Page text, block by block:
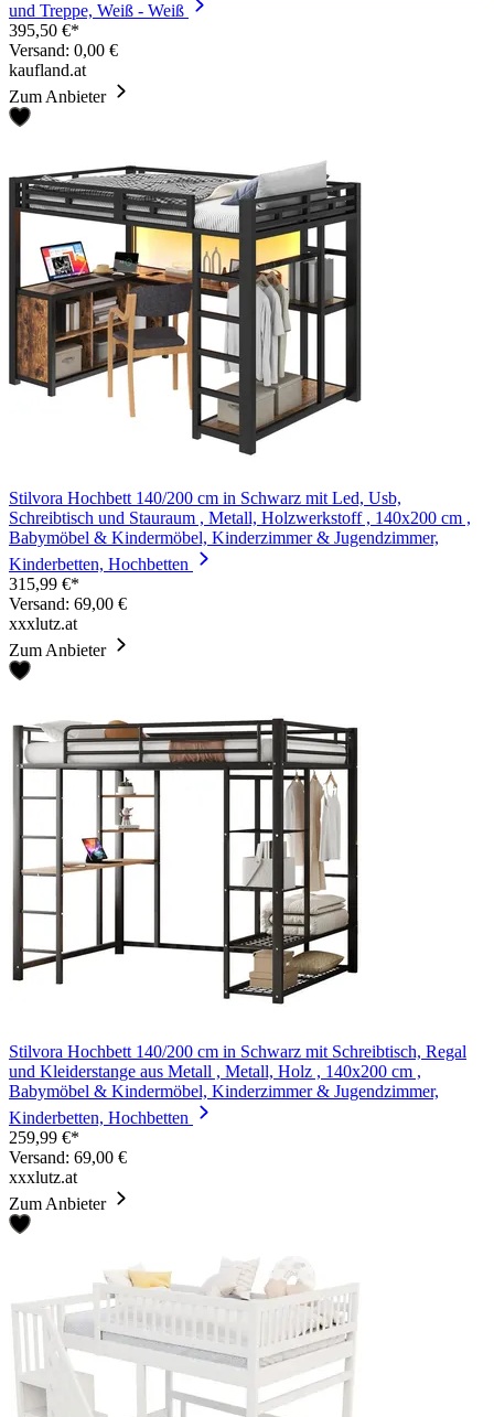
und Treppe, Weiß - Weiß
395,50 €*
Versand: 0,00 €
kaufland.at
Zum Anbieter
Stilvora Hochbett 140/200 cm in Schwarz mit Led, Usb,
Schreibtisch und Stauraum , Metall, Holzwerkstoff , 140x200 cm ,
Babymöbel & Kindermöbel, Kinderzimmer & Jugendzimmer,
Kinderbetten, Hochbetten
315,99 €*
Versand: 69,00 €
xxxlutz.at
Zum Anbieter
Stilvora Hochbett 140/200 cm in Schwarz mit Schreibtisch, Regal
und Kleiderstange aus Metall , Metall, Holz , 140x200 cm ,
Babymöbel & Kindermöbel, Kinderzimmer & Jugendzimmer,
Kinderbetten, Hochbetten
259,99 €*
Versand: 69,00 €
xxxlutz.at
Zum Anbieter